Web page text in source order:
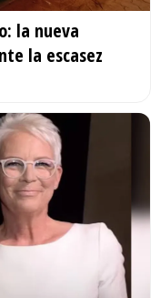
la nueva
la escasez